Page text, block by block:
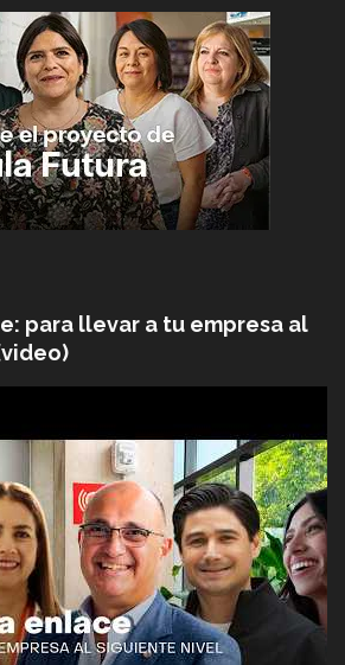
para llevar a tu empresa al